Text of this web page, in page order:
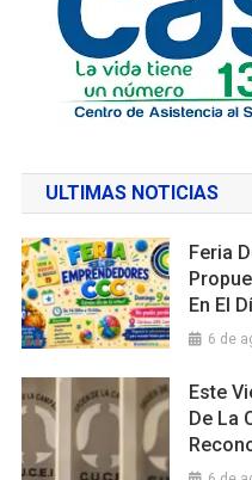
ULTIMAS NOTICIAS
Feria
En El
6 de
Este
De La